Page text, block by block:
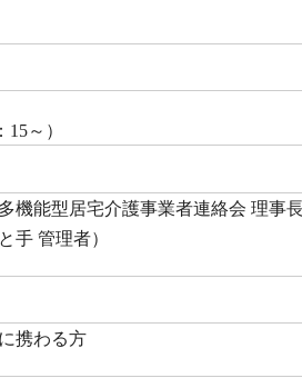
～）
機能型居宅介護事業者連絡会 理事
手 管理者）
携わる方